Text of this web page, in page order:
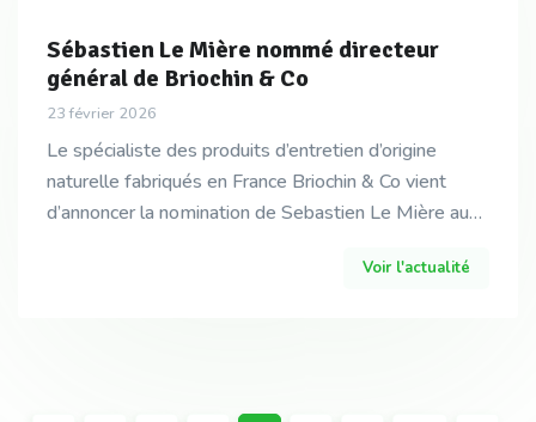
Sébastien Le Mière nommé directeur
général de Briochin & Co
23 février 2026
Le spécialiste des produits d’entretien d’origine
naturelle fabriqués en France Briochin & Co vient
d’annoncer la nomination de Sebastien Le Mière au
Voir l'actualité